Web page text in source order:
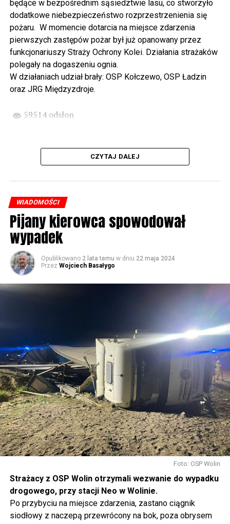
spod biblioteki). O godzinie 19.00 w kolegiacie
wysłuchamy organowego koncertu w wykonaniu
państwa Witkowskich.
Wyjątkowym wydarzeniem będzie koncert w wykonaniu
Kawuś Music Project, podczas którego wysłuchamy
polskich przebojów w jazzowej aranżacji (godz. 20.00
przed biblioteką). Podczas koncertu zaplanowaliśmy dla
Projektów Interreg VI A – Kultura i zrównoważona
turystyka.
(Niemcy), Biblioteka Publiczna Gminy Wolin, Parafia
Rzymskokatolicka w Wolinie
59515 odsłon
będące w bezpośrednim sąsiedztwie lasu, co stworzyło
dodatkowe niebezpieczeństwo rozprzestrzenienia się
pożaru. W momencie dotarcia na miejsce zdarzenia
pierwszych zastępów pożar był już opanowany przez
funkcjonariuszy Straży Ochrony Kolei. Działania strażaków
polegały na dogaszeniu ognia.
W działaniach udział brały: OSP Kołczewo, OSP Ładzin
oraz JRG Międzyzdroje.
59514 odsłon
CZYTAJ DALEJ
WIADOMOŚCI
Pijany kierowca spowodował
wypadek
Opublikowano 2 lata temu w dniu 22 maja 2024
Przez Wojciech Basałygo
Foto: OSP Wolin
Strażacy z OSP Wolin otrzymali wezwanie do wypadku
drogowego, przy stacji Neo w Wolinie.
Po przybyciu na miejsce zdarzenia, zastano ciągnik
siodłowy z naczepą przewrócony na bok, poza obrysem